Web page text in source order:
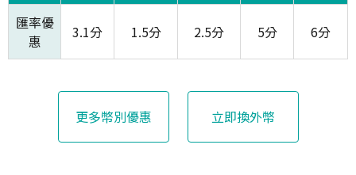
匯率優
惠
3.1分 1.5分 2.5分 5分 6分
更多幣別優惠 立即換外幣